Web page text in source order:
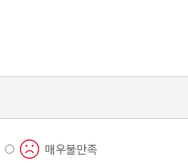
매우불만족